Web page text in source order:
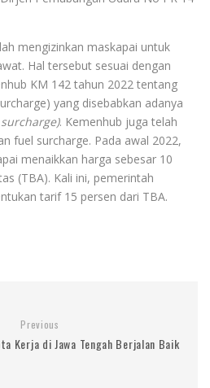
mengizinkan maskapai untuk
Hal tersebut sesuai dengan
KM 142 tahun 2022 tentang
yang disebabkan adanya
. Kemenhub juga telah
fuel surcharge. Pada awal 2022,
menaikkan harga sebesar 10
(TBA). Kali ini, pemerintah
tarif 15 persen dari TBA.
Previous
Kerja di Jawa Tengah Berjalan Baik